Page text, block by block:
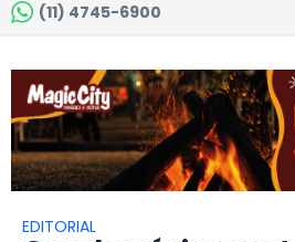
(11) 4745-6900
EDITORIAL